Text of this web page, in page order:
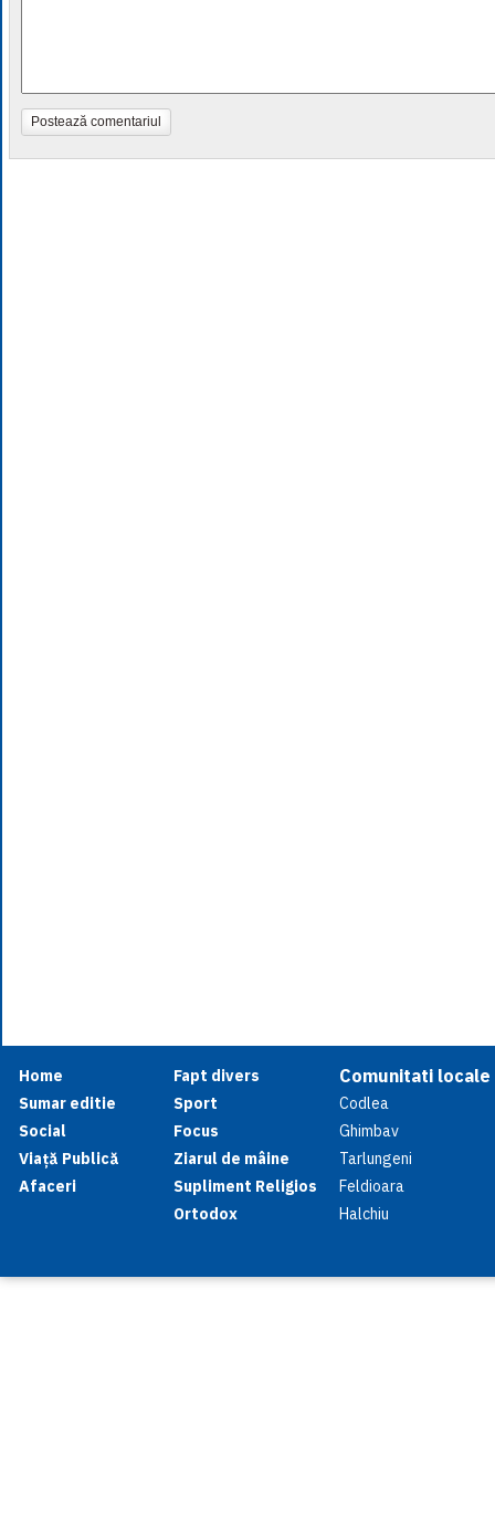
Postează comentariul
Home
Sumar editie
Social
Viață Publică
Afaceri
Fapt divers
Sport
Focus
Ziarul de mâine
Supliment Religios
Ortodox
Comunitati locale
Codlea
Ghimbav
Tarlungeni
Feldioara
Halchiu